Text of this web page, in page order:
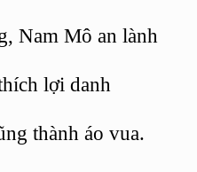
Nam Mô an lành
ích lợi danh
thành áo vua.